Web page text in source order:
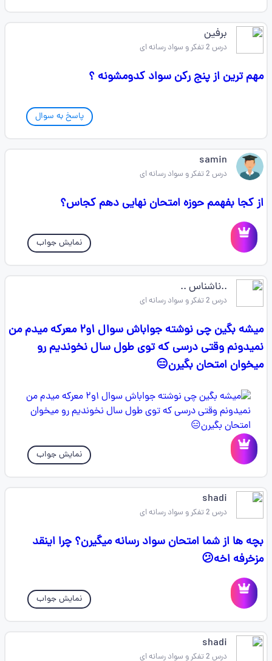
برفین
درس 2 تفکر و سواد رسانه ای
مهم ترین از پنج رکن سواد کدومشونه ؟
پاسخ به سوال
samin
درس 2 تفکر و سواد رسانه ای
از کجا بفهمم حوزه امتحان نهایی دهم کجاس؟
نمایش جواب
..ناشناس ..
درس 2 تفکر و سواد رسانه ای
میشه بگین چی نوشته جواباش سوال ۱و۲ معرکه میدم من
نمیدونم وقتی درسی که توی طول سال نخوندیم رو
میخوان امتحان بگیرن😑
نمایش جواب
shadi
درس 2 تفکر و سواد رسانه ای
بچه ها از شما امتحان سواد رسانه میگیرن؟ چرا اینقد
مزخرفه اخه😕
نمایش جواب
shadi
درس 2 تفکر و سواد رسانه ای